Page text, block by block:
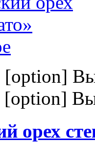
[option]
орех